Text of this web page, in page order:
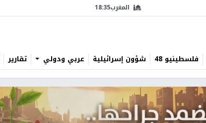
المغرب18:35
فلسطينيو 48 شؤون إسرائيلية عربي ودولي تقارير